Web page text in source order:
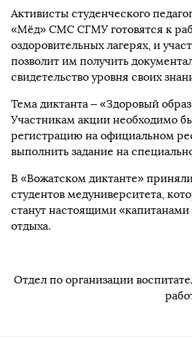
Активисты студенческого
«Мёд» СМС СГМУ готовятся к
оздоровительных лагерях, и
позволит им получить
свидетельство уровня своих
Тема диктанта – «Здоровый
Участникам акции необходимо
регистрацию на официальном
выполнить задание на
В «Вожатском диктанте»
студентов медуниверситета,
станут настоящими «капитанами
отдыха.
Отдел по организации